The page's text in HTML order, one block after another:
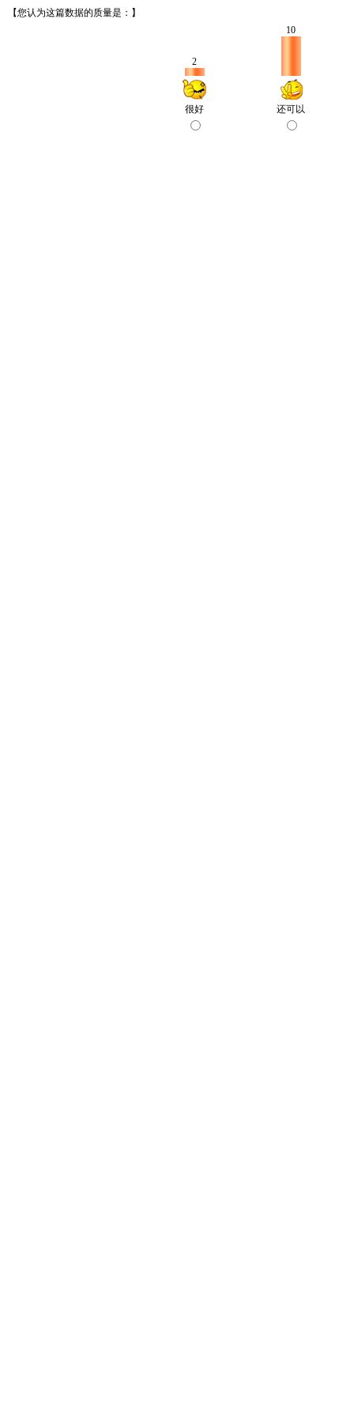
【您认为这篇数据的质量是：】
2
10
很好 还可以